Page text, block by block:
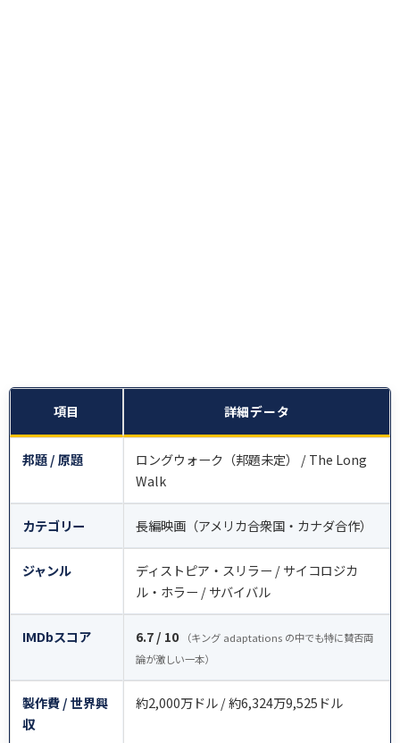
項目 詳細データ
邦題 / 原題
ロングウォーク（邦題未定） / The Long
Walk
カテゴリー 長編映画（アメリカ合衆国・カナダ合作）
ジャンル
ディストピア・スリラー / サイコロジカ
ル・ホラー / サバイバル
IMDbスコア 6.7 / 10
（キング adaptations の中でも特に賛否両
論が激しい一本）
製作費 / 世界興
収
約2,000万ドル / 約6,324万9,525ドル